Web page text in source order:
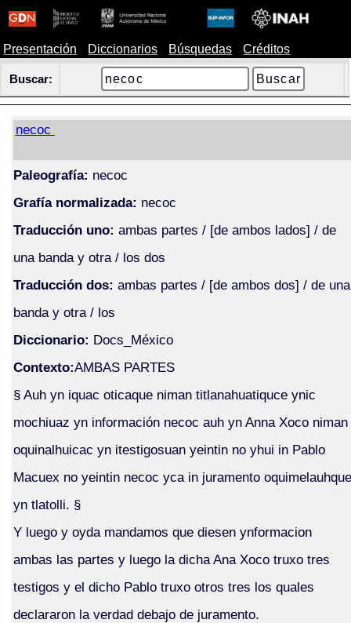
Presentación Diccionarios Búsquedas Créditos
Buscar:
necoc
Paleografía: necoc
Grafía normalizada: necoc
Traducción uno: ambas partes / [de ambos lados] / de
una banda y otra / los dos
Traducción dos: ambas partes / [de ambos dos] / de una
banda y otra / los
Diccionario: Docs_México
Contexto:AMBAS PARTES
§ Auh yn iquac oticaque niman titlanahuatiquce ynic
mochiuaz yn información necoc auh yn Anna Xoco niman
oquinalhuicac yn itestigosuan yeintin no yhui in Pablo
Macuex no yeintin necoc yca in juramento oquimelauhque
yn tlatolli. §
Y luego y oyda mandamos que diesen ynformacion
ambas las partes y luego la dicha Ana Xoco truxo tres
testigos y el dicho Pablo truxo otros tres los quales
declararon la verdad debajo de juramento.